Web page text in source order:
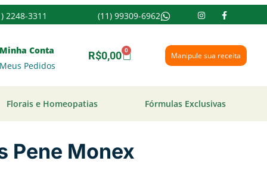
2248-3311 (11) 99309-6962
Minha Conta
Meus Pedidos
R$0,00 0 Manipule sua receita
Florais e Homeopatias Fórmulas Exclusivas
Pene Monex